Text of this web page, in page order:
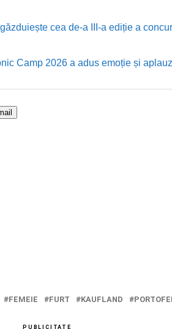
cea de-a III-a ediție a
Camp 2026 a adus emoție și
FEMEIE FURT KAUFLAND
PUBLICITATE